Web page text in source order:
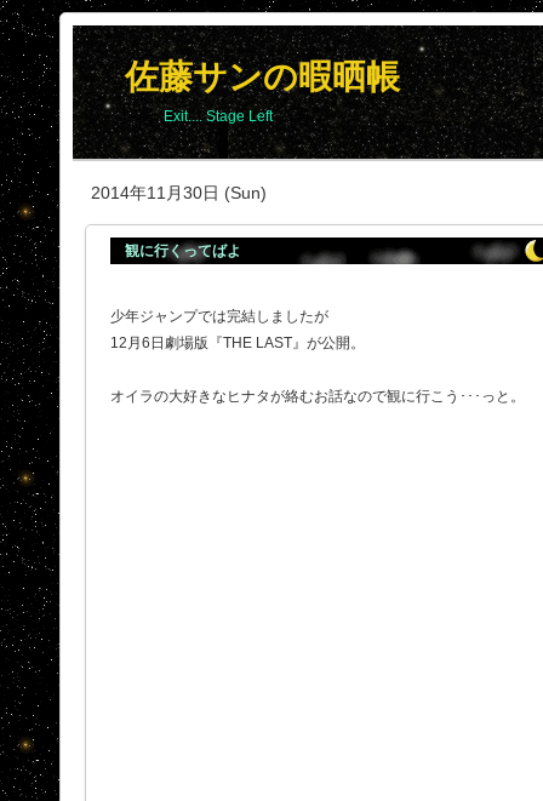
佐藤サンの暇晒帳
Exit.... Stage Left
2014年11月30日 (Sun)
観に行くってばよ
少年ジャンプでは完結しましたが
12月6日劇場版『THE LAST』が公開。
オイラの大好きなヒナタが絡むお話なので観に行こう･･･っと。